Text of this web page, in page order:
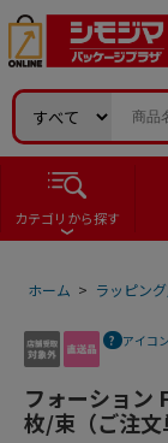
カテゴリから探す
ホーム > ラッピン
アイコ
フォーショ
枚/束（ご注文